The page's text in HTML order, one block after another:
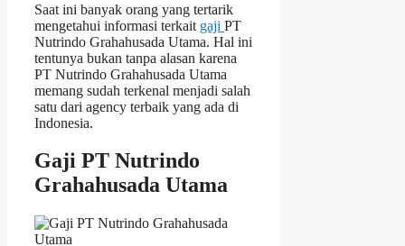
Saat ini banyak orang yang tertarik
mengetahui informasi terkait gaji PT
Nutrindo Grahahusada Utama. Hal ini
tentunya bukan tanpa alasan karena
PT Nutrindo Grahahusada Utama
memang sudah terkenal menjadi salah
satu dari agency terbaik yang ada di
Indonesia.
Gaji PT Nutrindo
Grahahusada Utama